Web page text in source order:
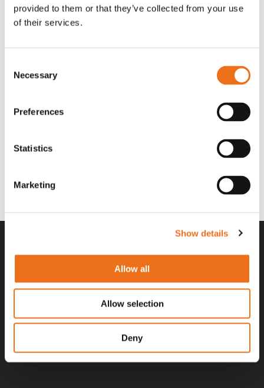
provided to them or that they’ve collected from your use
of their services.
Selection
Necessary
Preferences
Statistics
Marketing
Show details
Allow all
Allow selection
Deny
Lägg till i varukorg
Rotor teeth 8t/6k 7.5Gr/8 R6/14 Rotor teeth 8t/6k 0Gr/8 R6/14
Alla priser på tillbehör och tillval gäller vid köp av ny maskin. Priserna
gäller inte vid köp av enskild produkt, till exempel